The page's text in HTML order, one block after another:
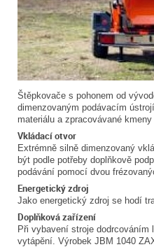
Štěpkovače s pohonem od
dimenzovaným podávacím
materiálu a zpracovávané
Vkládací otvor
Extrémně silně dimenzovaný
být podle potřeby doplňkově
podávání pomocí dvou
Energetický zdroj
Jako energetický zdroj se hodí
Doplňková zařízení
Při vybavení stroje
vytápění. Výrobek JBM 1040